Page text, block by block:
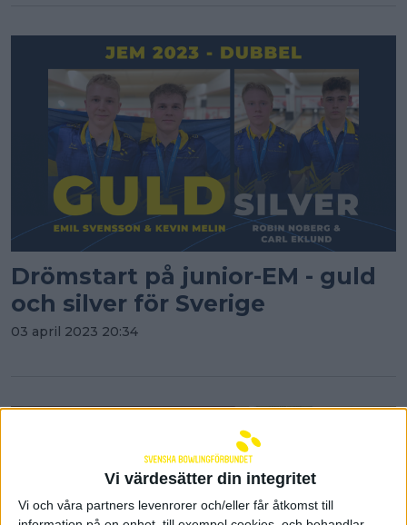
Vi värdesätter din integritet
Vi och våra partners levenrorer och/eller får åtkomst till
Drömstart på junior-EM - guld
och silver för Sverige
03 april 2023 20:34